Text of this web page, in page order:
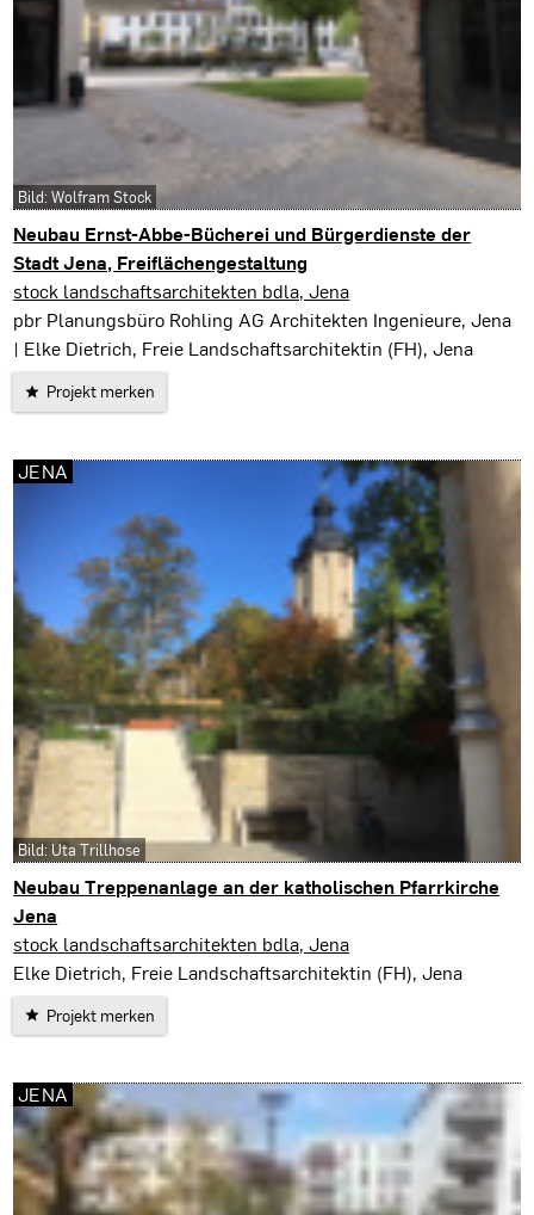
Neubau Ernst-Abbe-Bücherei und Bürgerdienste der
Stadt Jena, Freiflächengestaltung
Jena
stock landschaftsarchitekten bdla, Jena
pbr Planungsbüro Rohling AG Architekten Ingenieure, Jena
| Elke Dietrich, Freie Landschaftsarchitektin (FH), Jena
Projekt merken
Bild: Wolfram Stock
Neubau Treppenanlage an der katholischen Pfarrkirche
Jena
Jena
stock landschaftsarchitekten bdla, Jena
Elke Dietrich, Freie Landschaftsarchitektin (FH), Jena
Projekt merken
JENA
Bild: Uta Trillhose
JENA